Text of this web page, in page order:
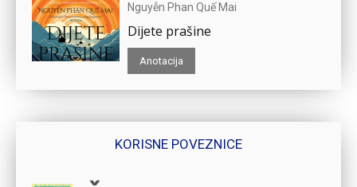
Nguyễn Phan Quế Mai
Dijete prašine
Anotacija
KORISNE POVEZNICE